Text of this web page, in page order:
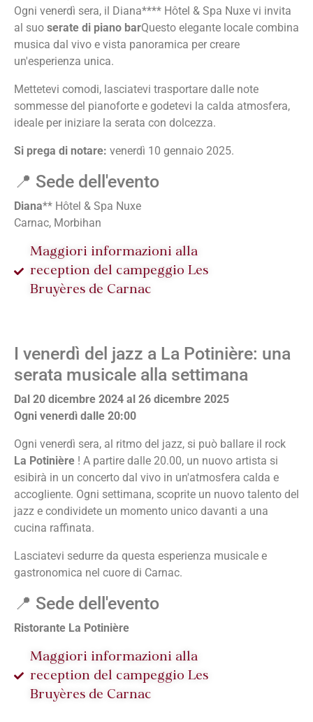
Ogni venerdì sera, il Diana**** Hôtel & Spa Nuxe vi invita
al suo serate di piano barQuesto elegante locale combina
musica dal vivo e vista panoramica per creare
un'esperienza unica.
Mettetevi comodi, lasciatevi trasportare dalle note
sommesse del pianoforte e godetevi la calda atmosfera,
ideale per iniziare la serata con dolcezza.
Si prega di notare: venerdì 10 gennaio 2025.
📍 Sede dell'evento
Diana** Hôtel & Spa Nuxe
Carnac, Morbihan
Maggiori informazioni alla
reception del campeggio Les
Bruyères de Carnac
I venerdì del jazz a La Potinière: una
serata musicale alla settimana
Dal 20 dicembre 2024 al 26 dicembre 2025
Ogni venerdì dalle 20:00
Ogni venerdì sera, al ritmo del jazz, si può ballare il rock
La Potinière ! A partire dalle 20.00, un nuovo artista si
esibirà in un concerto dal vivo in un'atmosfera calda e
accogliente. Ogni settimana, scoprite un nuovo talento del
jazz e condividete un momento unico davanti a una
cucina raffinata.
Lasciatevi sedurre da questa esperienza musicale e
gastronomica nel cuore di Carnac.
📍 Sede dell'evento
Ristorante La Potinière
Maggiori informazioni alla
reception del campeggio Les
Bruyères de Carnac